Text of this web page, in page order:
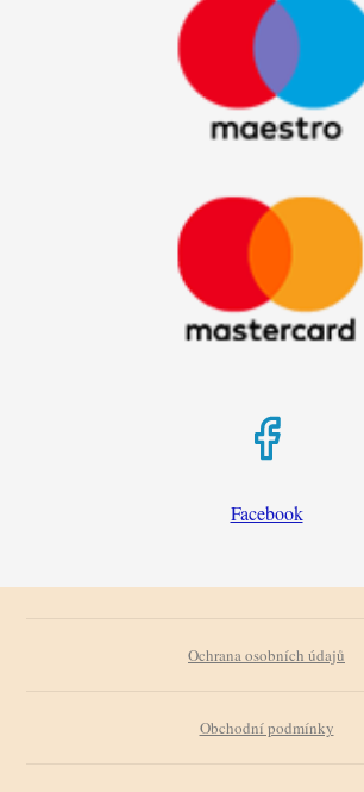
Facebook
Ochrana osobních údajů
Obchodní podmínky